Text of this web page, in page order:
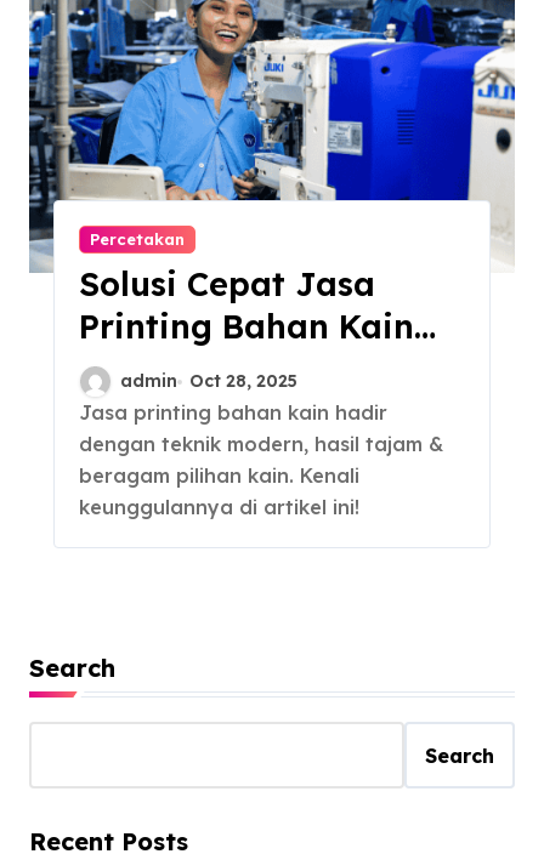
Percetakan
Solusi Cepat Jasa
Printing Bahan Kain
Berkualitas
admin Oct 28, 2025
Jasa printing bahan kain hadir
dengan teknik modern, hasil tajam &
beragam pilihan kain. Kenali
keunggulannya di artikel ini!
Search
Search
Recent Posts